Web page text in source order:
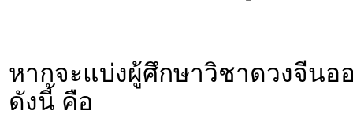
หากจะแบ่งผู้ศึกษาวิชาดวงจีน
ดังนี้ คือ